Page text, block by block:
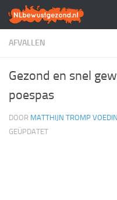
Doorgaan naar inhoud
AFVALLEN
Gezond en snel
poespas
DOOR MATTHIJN TROMP
GEÜPDATET